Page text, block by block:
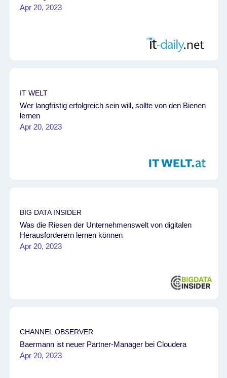
Apr 20, 2023
IT WELT
Wer langfristig erfolgreich sein will, sollte von den Bienen
lernen
Apr 20, 2023
BIG DATA INSIDER
Was die Riesen der Unternehmenswelt von digitalen
Herausforderern lernen können
Apr 20, 2023
CHANNEL OBSERVER
Baermann ist neuer Partner-Manager bei Cloudera
Apr 20, 2023